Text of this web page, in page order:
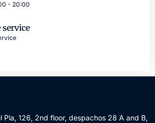
- 20:00
service
Pla, 126, 2nd floor, despachos 28 A and B,